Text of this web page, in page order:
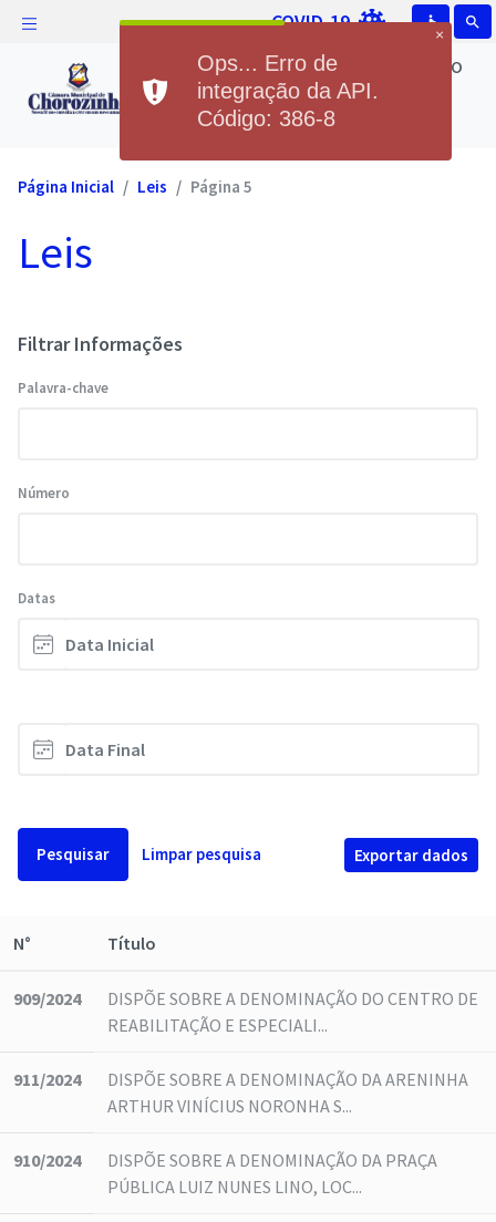
COVID-19 accessible search
Câmara Municipal de Chorozinho
Câmara Municipal de
Chorozinho
Página Inicial Leis Página 5
Leis
Filtrar Informações
Palavra-chave
Número
Datas
Pesquisar Limpar pesquisa Exportar dados
N° Título
909/2024
DISPÕE SOBRE A DENOMINAÇÃO DO CENTRO DE
REABILITAÇÃO E ESPECIALI...
911/2024
DISPÕE SOBRE A DENOMINAÇÃO DA ARENINHA
ARTHUR VINÍCIUS NORONHA S...
910/2024
DISPÕE SOBRE A DENOMINAÇÃO DA PRAÇA
PÚBLICA LUIZ NUNES LINO, LOC...
×
Ops... Erro de
integração da API.
Código: 386-8